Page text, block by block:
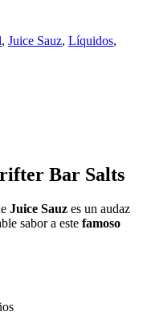
, Juice Sauz, Líquidos,
Bar Salts
Juice Sauz es un audaz
sabor a este famoso